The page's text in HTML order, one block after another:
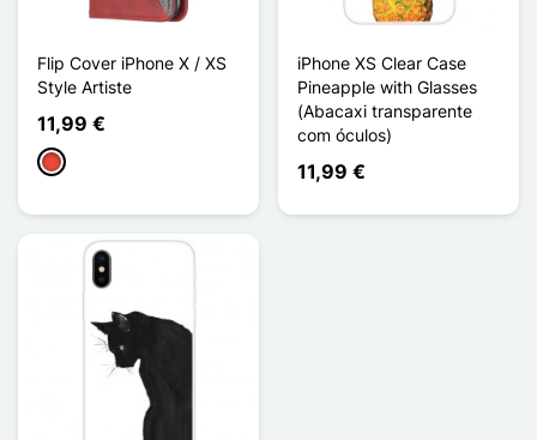
Flip Cover iPhone X / XS
Style Artiste
11,99 €
Vermelho
iPhone XS Clear Case
Pineapple with Glasses
(Abacaxi transparente
com óculos)
11,99 €